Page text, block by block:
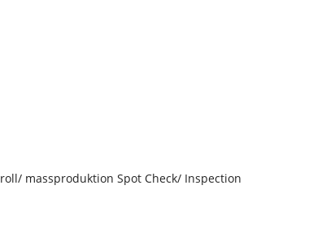
massproduktion Spot Check/ Inspection